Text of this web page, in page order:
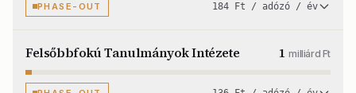
PHASE-OUT 184 Ft / adózó / év
Felsőbbfokú Tanulmányok Intézete 1milliárd Ft